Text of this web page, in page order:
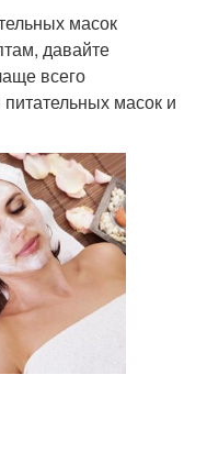
масок
давайте
всего
масок и